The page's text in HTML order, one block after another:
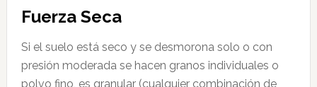
Fuerza Seca
Si el suelo está seco y se desmorona solo o con
presión moderada se hacen granos individuales o
polvo fino, es granular (cualquier combinación de